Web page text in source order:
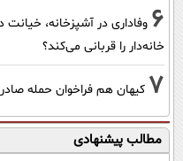
6 وفاداری در آشپزخانه،
خانه‌دار را قربانی می‌کند؟
7 کیهان هم فراخوان حمله
مطالب پیشنهادی